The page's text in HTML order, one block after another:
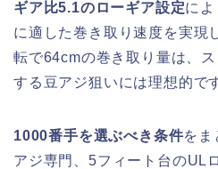
ギア比5.1のローギア設定に
に適した巻き取り速度を実現
転で64cmの巻き取り量は、
する豆アジ狙いには理想的で
1000番手を選ぶべき条件をま
アジ専門、5フィート台のUL